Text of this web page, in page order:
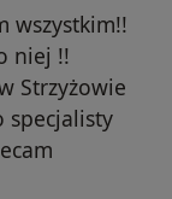
wszystkim!!
niej !!
Strzyżowie
specjalisty
usunięte